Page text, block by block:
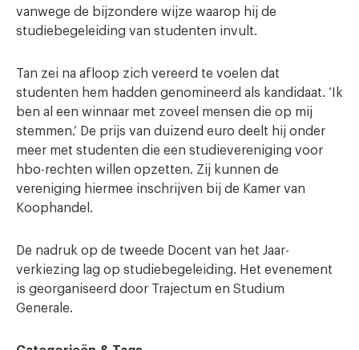
vanwege de bijzondere wijze waarop hij de
studiebegeleiding van studenten invult.
Tan zei na afloop zich vereerd te voelen dat
studenten hem hadden genomineerd als kandidaat. ‘Ik
ben al een winnaar met zoveel mensen die op mij
stemmen.’ De prijs van duizend euro deelt hij onder
meer met studenten die een studievereniging voor
hbo-rechten willen opzetten. Zij kunnen de
vereniging hiermee inschrijven bij de Kamer van
Koophandel.
De nadruk op de tweede Docent van het Jaar-
verkiezing lag op studiebegeleiding. Het evenement
is georganiseerd door Trajectum en Studium
Generale.